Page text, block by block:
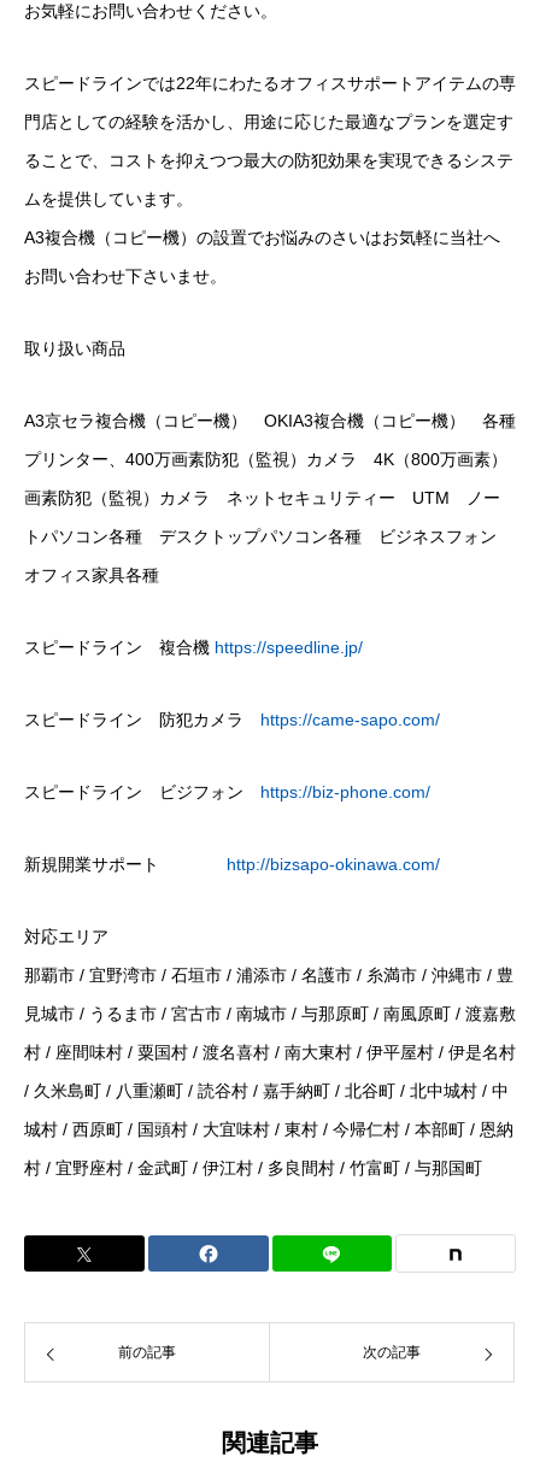
お気軽にお問い合わせください。
スピードラインでは22年にわたるオフィスサポートアイテムの専
門店としての経験を活かし、用途に応じた最適なプランを選定す
ることで、コストを抑えつつ最大の防犯効果を実現できるシステ
ムを提供しています。
A3複合機（コピー機）の設置でお悩みのさいはお気軽に当社へ
お問い合わせ下さいませ。
取り扱い商品
A3京セラ複合機（コピー機） OKIA3複合機（コピー機） 各種
プリンター、400万画素防犯（監視）カメラ 4K（800万画素）
画素防犯（監視）カメラ ネットセキュリティー UTM ノー
トパソコン各種 デスクトップパソコン各種 ビジネスフォン
オフィス家具各種
スピードライン 複合機 https://speedline.jp/
スピードライン 防犯カメラ https://came-sapo.com/
スピードライン ビジフォン https://biz-phone.com/
新規開業サポート http://bizsapo-okinawa.com/
対応エリア
那覇市 / 宜野湾市 / 石垣市 / 浦添市 / 名護市 / 糸満市 / 沖縄市 / 豊
見城市 / うるま市 / 宮古市 / 南城市 / 与那原町 / 南風原町 / 渡嘉敷
村 / 座間味村 / 粟国村 / 渡名喜村 / 南大東村 / 伊平屋村 / 伊是名村
/ 久米島町 / 八重瀬町 / 読谷村 / 嘉手納町 / 北谷町 / 北中城村 / 中
城村 / 西原町 / 国頭村 / 大宜味村 / 東村 / 今帰仁村 / 本部町 / 恩納
村 / 宜野座村 / 金武町 / 伊江村 / 多良間村 / 竹富町 / 与那国町
前の記事 次の記事
関連記事